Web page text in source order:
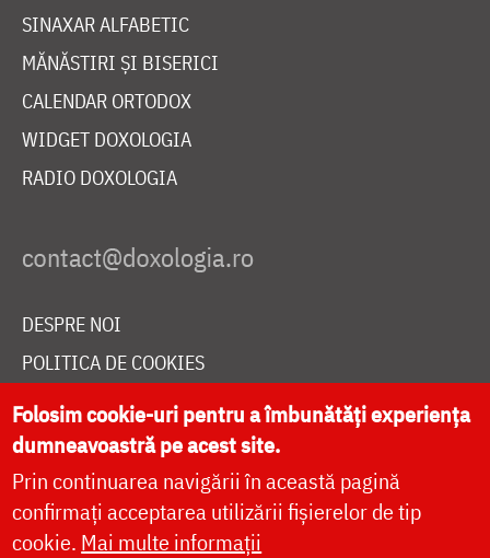
SINAXAR ALFABETIC
MĂNĂSTIRI ȘI BISERICI
CALENDAR ORTODOX
WIDGET DOXOLOGIA
RADIO DOXOLOGIA
DESPRE NOI
POLITICA DE COOKIES
DONEAZĂ ONLINE PENTRU CATEDRALA NAȚIONALĂ
LIVE
Folosim cookie-uri pentru a îmbunătăți experiența
dumneavoastră pe acest site.
Prin continuarea navigării în această pagină
confirmați acceptarea utilizării fișierelor de tip
cookie. Mai multe informații